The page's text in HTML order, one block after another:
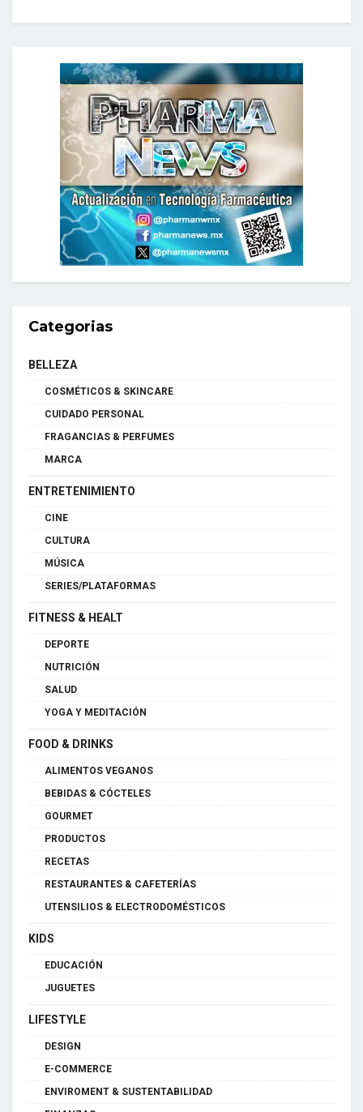
Categorias
BELLEZA
COSMÉTICOS & SKINCARE
CUIDADO PERSONAL
FRAGANCIAS & PERFUMES
MARCA
ENTRETENIMIENTO
CINE
CULTURA
MÚSICA
SERIES/PLATAFORMAS
FITNESS & HEALT
DEPORTE
NUTRICIÓN
SALUD
YOGA Y MEDITACIÓN
FOOD & DRINKS
ALIMENTOS VEGANOS
BEBIDAS & CÓCTELES
GOURMET
PRODUCTOS
RECETAS
RESTAURANTES & CAFETERÍAS
UTENSILIOS & ELECTRODOMÉSTICOS
KIDS
EDUCACIÓN
JUGUETES
LIFESTYLE
DESIGN
E-COMMERCE
ENVIROMENT & SUSTENTABILIDAD